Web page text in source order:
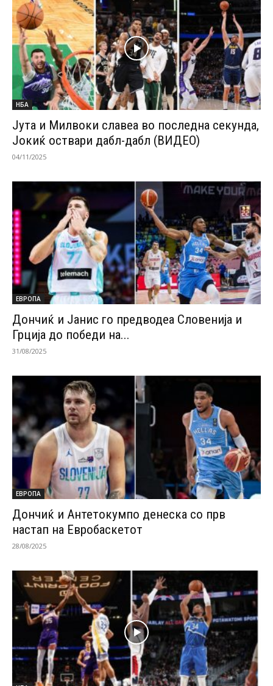
НБА
Јута и Милвоки славеа во последна секунда,
Јокиќ оствари дабл-дабл (ВИДЕО)
04/11/2025
ЕВРОПА
Дончиќ и Јанис го предводеа Словенија и
Грција до победи на...
31/08/2025
ЕВРОПА
Дончиќ и Антетокумпо денеска со прв
настап на Евробаскетот
28/08/2025